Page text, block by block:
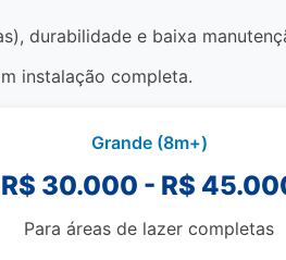
durabilidade e baixa
instalação completa.
Grande (8m+)
R$ 30.000 - R$
Para áreas de lazer completas